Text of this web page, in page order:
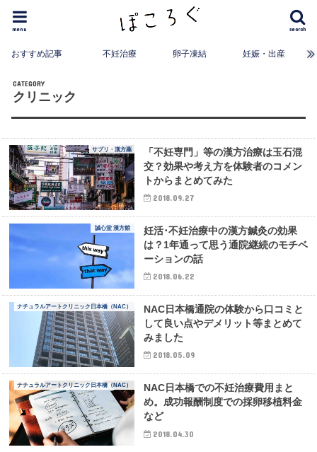
search
menu
おすすめ記事 不妊治療 卵子凍結 妊娠・出産
クリニック
サプリ・漢方薬
「不妊専門」等の漢方治療は玉石混
交？効果や考え方を体験者のコメン
トからまとめてみた
2018.09.27
誠心堂 漢方館
妊活･不妊治療中の漢方鍼灸の効果
は？1年通って思う通院継続のモチベ
ーションの話
2018.06.22
ナチュラルアートクリニック日本橋（NAC）
NAC日本橋通院の体験から口コミと
して良い点やデメリット等まとめて
みました
2018.05.09
ナチュラルアートクリニック日本橋（NAC）
NAC日本橋での不妊治療費用まと
め。成功報酬制度での採卵移植料金
など
2018.04.30